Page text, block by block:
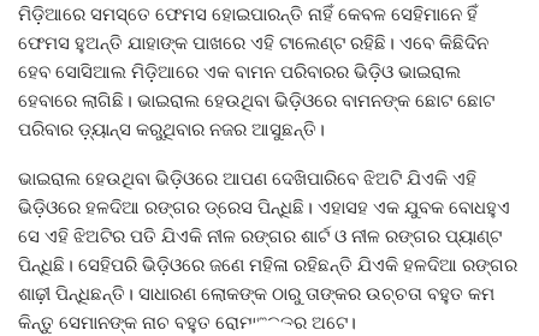
ମିଡ଼ିଆରେ ସମସ୍ତେ ଫେମସ ହୋଇପାରନ୍ତି ନାହିଁ କେବଳ ସେହିମାନେ ହିଁ
ଫେମସ ହୁଅନ୍ତି ଯାହାଙ୍କ ପାଖରେ ଏହି ଟାଲେଣ୍ଟ ରହିଛି। ଏବେ କିଛିଦିନ
ହେବ ସୋସିଆଲ ମିଡ଼ିଆରେ ଏକ ବାମନ ପରିବାରର ଭିଡ଼ିଓ ଭାଇରାଲ
ହେବାରେ ଲାଗିଛି। ଭାଇରାଲ ହେଉଥିବା ଭିଡ଼ିଓରେ ବାମନଙ୍କ ଛୋଟ ଛୋଟ
ପରିବାର ଡ଼୍ୟାନ୍ସ କରୁଥିବାର ନଜର ଆସୁଛନ୍ତି।
ଭାଇରାଲ ହେଉଥିବା ଭିଡ଼ିଓରେ ଆପଣ ଦେଖିପାରିବେ ଝିଅଟି ଯିଏକି ଏହି
ଭିଡ଼ିଓରେ ହଳଦିଆ ରଙ୍ଗର ଡ୍ରେସ ପିନ୍ଧିଛି। ଏହାସହ ଏକ ଯୁବକ ବୋଧହୁଏ
ସେ ଏହି ଝିଅଟିର ପତି ଯିଏକି ନୀଳ ରଙ୍ଗର ଶାର୍ଟ ଓ ନୀଳ ରଙ୍ଗର ପ୍ୟାଣ୍ଟ
ପିନ୍ଧିଛି। ସେହିପରି ଭିଡ଼ିଓରେ ଜଣେ ମହିଳା ରହିଛନ୍ତି ଯିଏକି ହଳଦିଆ ରଙ୍ଗର
ଶାଢ଼ୀ ପିନ୍ଧିଛନ୍ତି। ସାଧାରଣ ଲୋକଙ୍କ ଠାରୁ ତାଙ୍କର ଉଚ୍ଚତା ବହୁତ କମ
କିନ୍ତୁ ସେମାନଙ୍କ ନାଚ ବହୁତ ରୋମାଞ୍ଚକର ଅଟେ।